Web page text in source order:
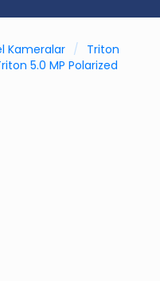
Kameralar /
Triton
5.0 MP Polarized